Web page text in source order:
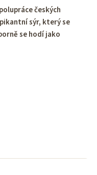
českých
sýr, který se
se hodí jako